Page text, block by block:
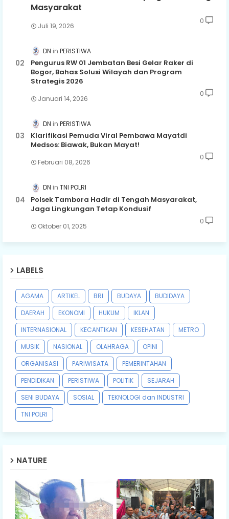
Masyarakat
Juli 19, 2026
0
DN PERISTIWA
Pengurus RW 01 Jembatan Besi Gelar Raker di
Bogor, Bahas Solusi Wilayah dan Program
Strategis 2026
Januari 14, 2026
0
DN PERISTIWA
Klarifikasi Pemuda Viral Pembawa Mayatdi
Medsos: Biawak, Bukan Mayat!
Februari 08, 2026
0
DN TNI POLRI
Polsek Tambora Hadir di Tengah Masyarakat,
Jaga Lingkungan Tetap Kondusif
Oktober 01, 2025
0
LABELS
AGAMA ARTIKEL BRI BUDAYA
BUDIDAYA
DAERAH
EKONOMI HUKUM
IKLAN
INTERNASIONAL
KECANTIKAN KESEHATAN
METRO
MUSIK
NASIONAL OLAHRAGA
OPINI
ORGANISASI
PARIWISATA
PEMERINTAHAN
PENDIDIKAN
PERISTIWA POLITIK
SEJARAH
SENI BUDAYA
SOSIAL
TEKNOLOGI dan INDUSTRI
TNI POLRI
NATURE